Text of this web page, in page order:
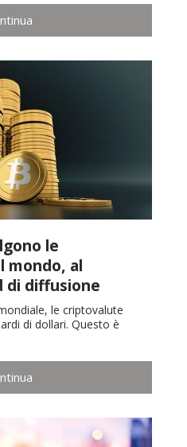
le
mondo, al
di diffusione
le criptovalute
di dollari. Questo è